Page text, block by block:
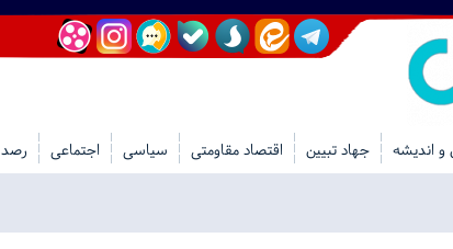
و اندیشه جهاد تبیین اقتصاد مقاومتی سیاسی اجتماعی رصد